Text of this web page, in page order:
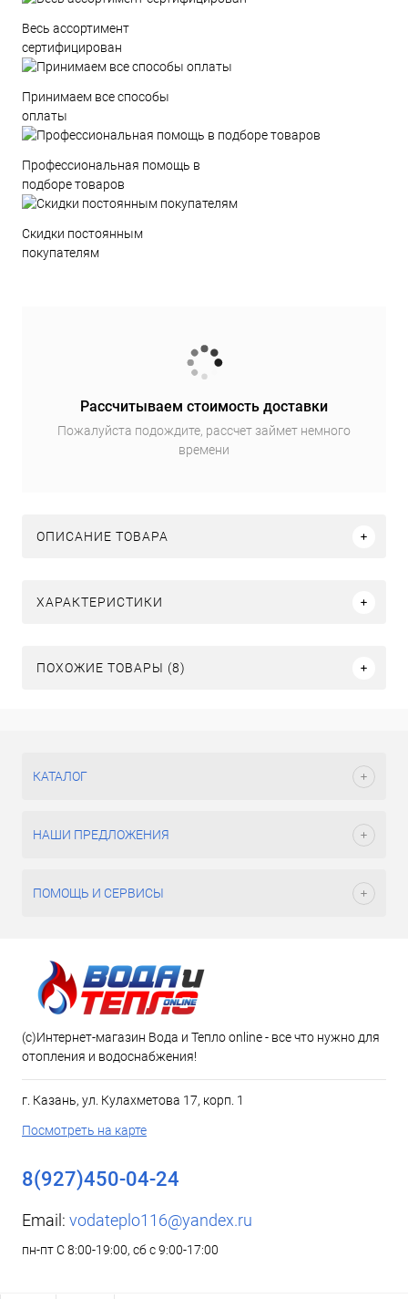
Весь ассортимент
сертифицирован
Принимаем все способы
оплаты
Профессиональная помощь в
подборе товаров
Скидки постоянным
покупателям
Рассчитываем стоимость доставки
Пожалуйста подождите, рассчет займет немного
времени
ОПИСАНИЕ ТОВАРА
ХАРАКТЕРИСТИКИ
ПОХОЖИЕ ТОВАРЫ (8)
КАТАЛОГ
НАШИ ПРЕДЛОЖЕНИЯ
ПОМОЩЬ И СЕРВИСЫ
(c)Интернет-магазин Вода и Тепло online - все что нужно для
отопления и водоснабжения!
г. Казань, ул. Кулахметова 17, корп. 1
Посмотреть на карте
8(927)450-04-24
Email: vodateplo116@yandex.ru
пн-пт С 8:00-19:00, сб с 9:00-17:00